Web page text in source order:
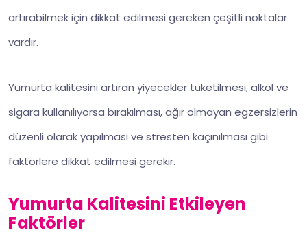
artırabilmek için dikkat edilmesi gereken çeşitli noktalar
vardır.
Yumurta kalitesini artıran yiyecekler tüketilmesi, alkol ve
sigara kullanılıyorsa bırakılması, ağır olmayan egzersizlerin
düzenli olarak yapılması ve stresten kaçınılması gibi
faktörlere dikkat edilmesi gerekir.
Yumurta Kalitesini Etkileyen
Faktörler